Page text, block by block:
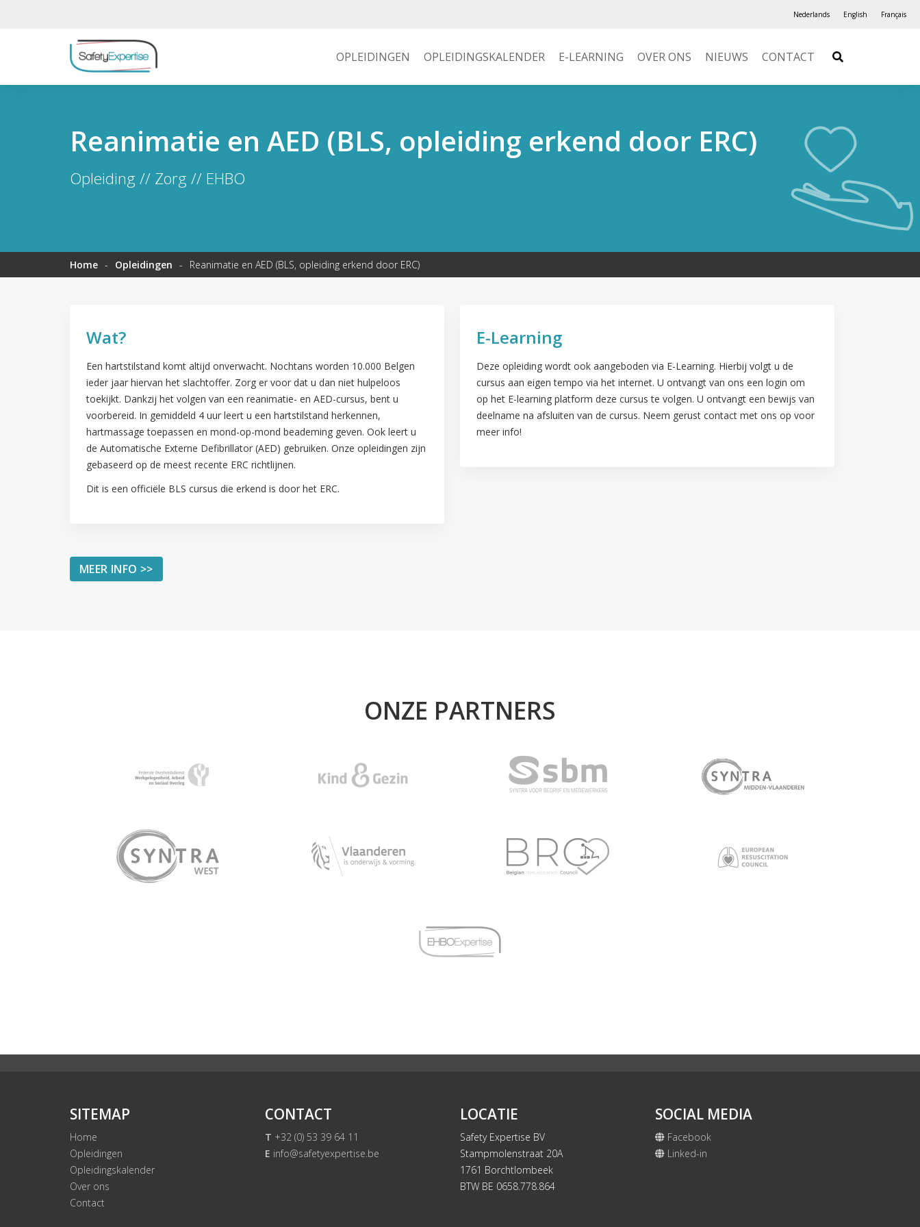
Nederlands English Français
OPLEIDINGEN OPLEIDINGSKALENDER E-LEARNING OVER ONS NIEUWS CONTACT
Reanimatie en AED (BLS, opleiding erkend door ERC)
Opleiding // Zorg // EHBO
Home - Opleidingen - Reanimatie en AED (BLS, opleiding erkend door ERC)
Wat?
Een hartstilstand komt altijd onverwacht. Nochtans worden 10.000 Belgen
ieder jaar hiervan het slachtoffer. Zorg er voor dat u dan niet hulpeloos
toekijkt. Dankzij het volgen van een reanimatie- en AED-cursus, bent u
voorbereid. In gemiddeld 4 uur leert u een hartstilstand herkennen,
hartmassage toepassen en mond-op-mond beademing geven. Ook leert u
de Automatische Externe Defibrillator (AED) gebruiken. Onze opleidingen zijn
gebaseerd op de meest recente ERC richtlijnen.
Dit is een officiële BLS cursus die erkend is door het ERC.
E-Learning
Deze opleiding wordt ook aangeboden via E-Learning. Hierbij volgt u de
cursus aan eigen tempo via het internet. U ontvangt van ons een login om
op het E-learning platform deze cursus te volgen. U ontvangt een bewijs van
deelname na afsluiten van de cursus. Neem gerust contact met ons op voor
meer info!
MEER INFO >>
ONZE PARTNERS
SITEMAP
Home
Opleidingen
Opleidingskalender
Over ons
Contact
CONTACT
T +32 (0) 53 39 64 11
E info@safetyexpertise.be
LOCATIE
Safety Expertise BV
Stampmolenstraat 20A
1761 Borchtlombeek
BTW BE 0658.778.864
SOCIAL MEDIA
Facebook
Linked-in